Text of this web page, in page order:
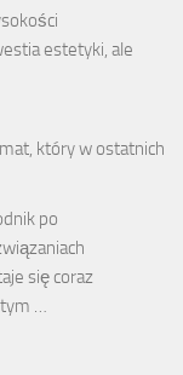
estetyki, ale
który w ostatnich
po
się coraz
tym …